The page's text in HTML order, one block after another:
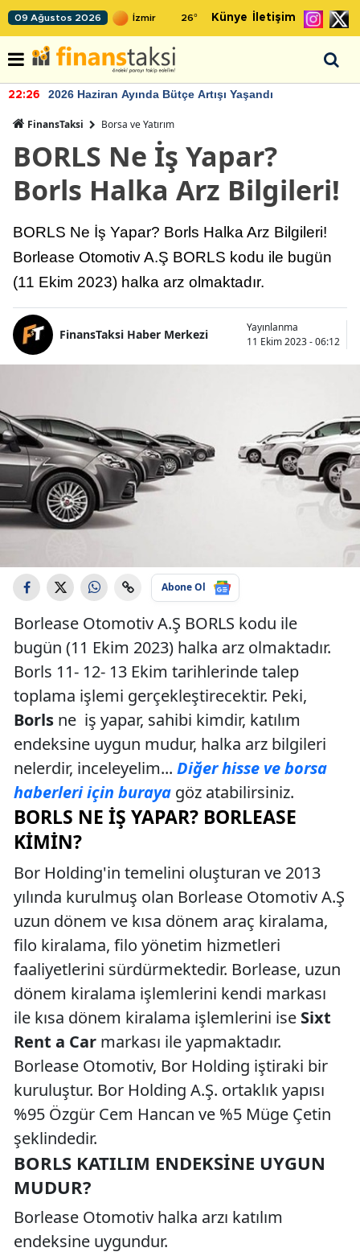
09 Ağustos 2026 26° Künye İletişim
22:26 2026 Haziran Ayında Bütçe Artışı Yaşandı
FinansTaksi Borsa ve Yatırım
BORLS Ne İş Yapar?
Borls Halka Arz Bilgileri!
BORLS Ne İş Yapar? Borls Halka Arz Bilgileri!
Borlease Otomotiv A.Ş BORLS kodu ile bugün
(11 Ekim 2023) halka arz olmaktadır.
FinansTaksi Haber Merkezi
Yayınlanma
11 Ekim 2023 - 06:12
Abone Ol
Borlease Otomotiv A.Ş BORLS kodu ile
bugün (11 Ekim 2023) halka arz olmaktadır.
Borls 11- 12- 13 Ekim tarihlerinde talep
toplama işlemi gerçekleştirecektir. Peki,
Borls ne iş yapar, sahibi kimdir, katılım
endeksine uygun mudur, halka arz bilgileri
nelerdir, inceleyelim... Diğer hisse ve borsa
haberleri için buraya göz atabilirsiniz.
BORLS NE İŞ YAPAR? BORLEASE
KIMIN?
Bor Holding'in temelini oluşturan ve 2013
yılında kurulmuş olan Borlease Otomotiv A.Ş
uzun dönem ve kısa dönem araç kiralama,
filo kiralama, filo yönetim hizmetleri
faaliyetlerini sürdürmektedir. Borlease, uzun
dönem kiralama işlemlerini kendi markası
ile kısa dönem kiralama işlemlerini ise Sixt
Rent a Car markası ile yapmaktadır.
Borlease Otomotiv, Bor Holding iştiraki bir
kuruluştur. Bor Holding A.Ş. ortaklık yapısı
%95 Özgür Cem Hancan ve %5 Müge Çetin
şeklindedir.
BORLS KATILIM ENDEKSINE UYGUN
MUDUR?
Borlease Otomotiv halka arzı katılım
endeksine uygundur.